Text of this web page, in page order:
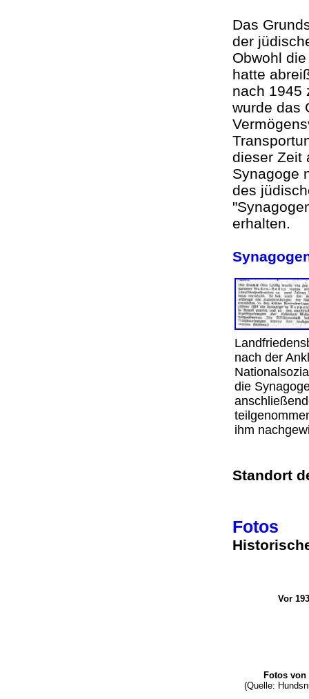
Das
der
Obwohl
hatte
nach 1945
wurde das
dieser Zeit
Synagoge
des
erhalten.
nach der
die
ihm
Standort
Fotos
Vor
Fotos
(Quelle: